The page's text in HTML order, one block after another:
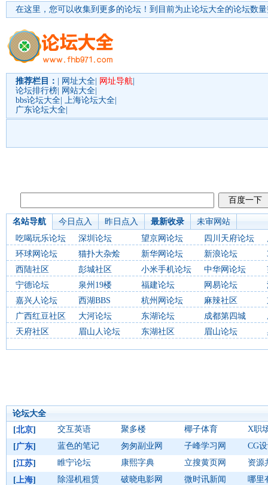
在这里，您可以收集到更多的论坛！ 到目前为止论坛大全的论坛数
推荐栏目： 网址大全 网址导航
论坛排行榜 网站大全
bbs论坛大全 上海论坛大全
广东论坛大全
名站导航 今日点入 昨日点入 最新收录
未审网站
吃喝玩乐论坛
深圳论坛 望京网论坛 四川天府论坛
环球网论坛
猫扑大杂烩 新华网论坛 新浪论坛
西陆社区
彭城社区 小米手机论坛 中华网论坛
宁德论坛
泉州19楼 福建论坛 网易论坛
嘉兴人论坛
西湖BBS 杭州网论坛 麻辣社区
广西红豆社区
大河论坛 东湖论坛 成都第四城
天府社区
眉山人论坛 东湖社区 眉山论坛
论坛大全
[北京] 交互英语 聚多楼 椰子体育
X职
[广东] 蓝色的笔记 匆匆副业网 子峰学习网
CG
[江苏] 睢宁论坛 康熙字典 立搜黄页网
资源
[上海] 除湿机租赁 破晓电影网 微时讯新闻
哪里